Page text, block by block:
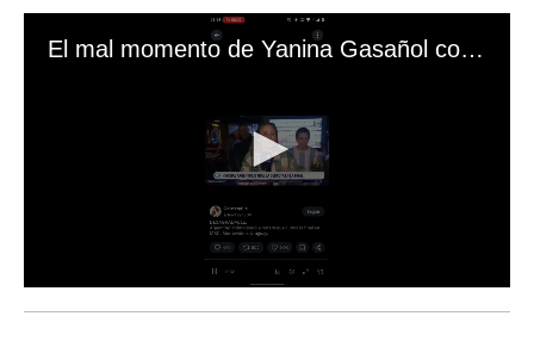
El mal momento de Yanina Gasañol con un hincha argentino en "Subrayado"
s